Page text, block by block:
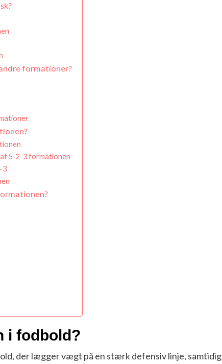
formationer?
5-2-3 formationen
3
i fodbold?
der lægger vægt på en stærk defensiv linje, samtidig